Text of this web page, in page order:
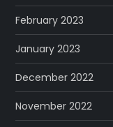
February 2023
January 2023
December 2022
November 2022